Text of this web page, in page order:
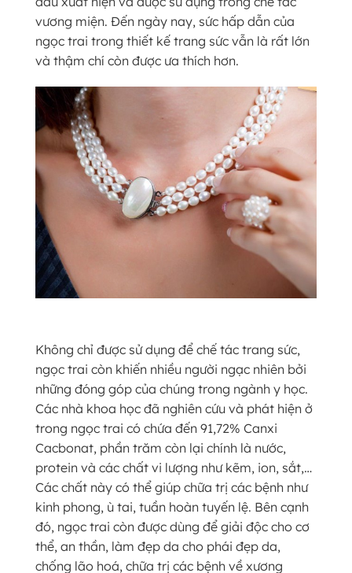
vương miện. Đến ngày nay, sức hấp dẫn của
ngọc trai trong thiết kế trang sức vẫn là rất lớn
và thậm chí còn được ưa thích hơn.
Không chỉ được sử dụng để chế tác trang sức,
ngọc trai còn khiến nhiều người ngạc nhiên bởi
những đóng góp của chúng trong ngành y học.
Các nhà khoa học đã nghiên cứu và phát hiện ở
trong ngọc trai có chứa đến 91,72% Canxi
Cacbonat, phần trăm còn lại chính là nước,
protein và các chất vi lượng như kẽm, ion, sắt,…
Các chất này có thể giúp chữa trị các bệnh như
kinh phong, ù tai, tuần hoàn tuyến lệ. Bên cạnh
đó, ngọc trai còn được dùng để giải độc cho cơ
thể, an thần, làm đẹp da cho phái đẹp da,
chống lão hoá, chữa trị các bệnh về xương